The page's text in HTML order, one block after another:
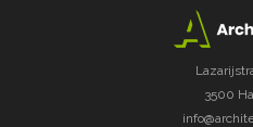
3500